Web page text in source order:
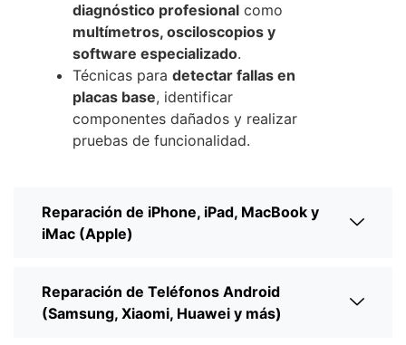
diagnóstico profesional como
multímetros, osciloscopios y
software especializado.
Técnicas para detectar fallas en
placas base, identificar
componentes dañados y realizar
pruebas de funcionalidad.
Reparación de iPhone, iPad, MacBook y
iMac (Apple)
Reparación de Teléfonos Android
(Samsung, Xiaomi, Huawei y más)